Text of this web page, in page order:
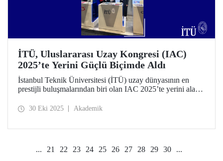
İTÜ, Uluslararası Uzay Kongresi (IAC)
2025’te Yerini Güçlü Biçimde Aldı
İstanbul Teknik Üniversitesi (İTÜ) uzay dünyasının en
prestijli buluşmalarından biri olan IAC 2025’te yerini alarak
30 Eki 2025 Akademik
... 21 22 23 24 25 26 27 28 29 30 ...